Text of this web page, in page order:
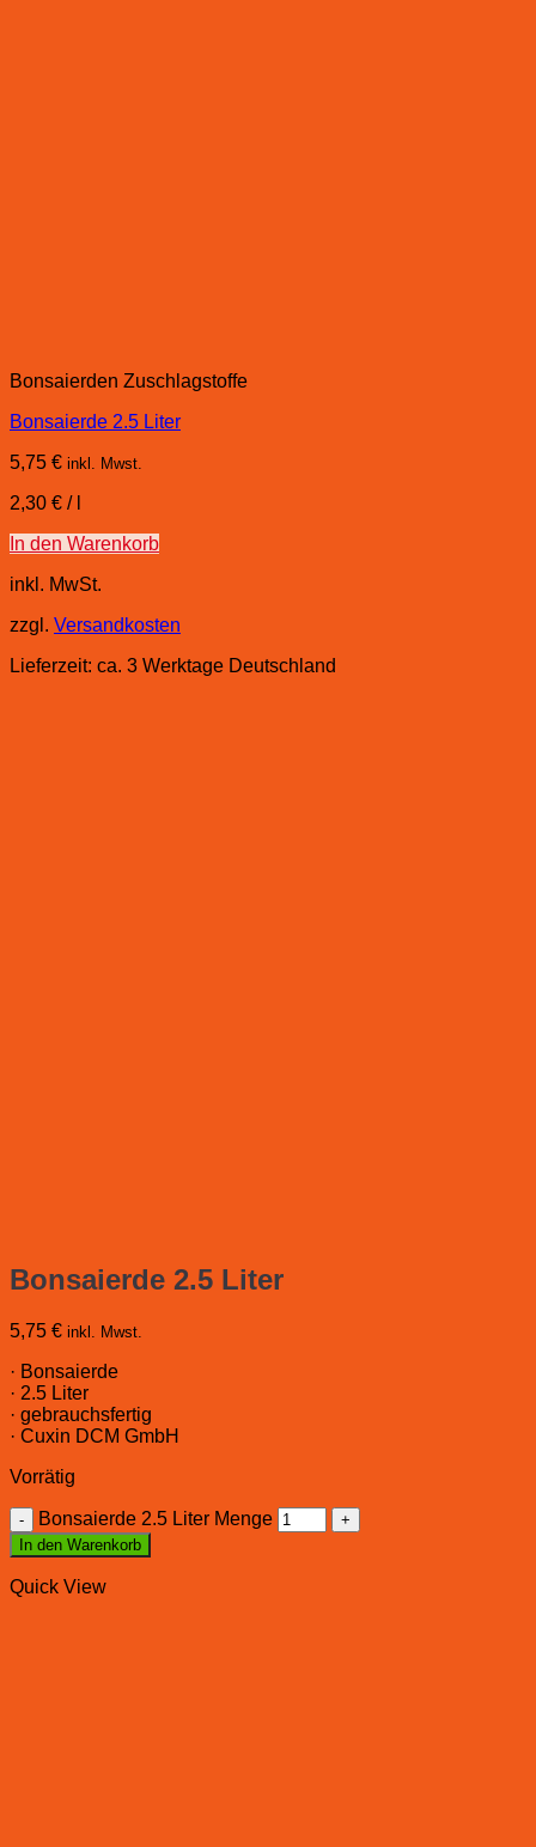
Bonsaierden Zuschlagstoffe
Bonsaierde 2.5 Liter
5,75 € inkl. Mwst.
2,30 € /
In den Warenkorb
inkl. MwSt.
zzgl. Versandkosten
Lieferzeit: ca. 3 Werktage Deutschland
Bonsaierde 2.5 Liter
5,75 € inkl. Mwst.
· Bonsaierde
· 2.5 Liter
· gebrauchsfertig
· Cuxin DCM GmbH
Vorrätig
Bonsaierde 2.5 Liter Menge
In den Warenkorb
Quick View